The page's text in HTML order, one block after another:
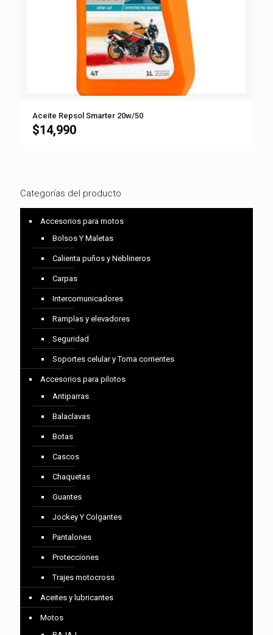
Aceite Repsol Smarter 20w/50
$14,990
Categorías del producto
Accesorios para motos
Bolsos Y Maletas
Calienta puños y Neblineros
Carpas
Intercomunicadores
Ramplas y elevadores
Seguridad
Soportes celular y Toma corrientes
Accesorios para pilotos
Antiparras
Balaclavas
Botas
Cascos
Chaquetas
Guantes
Jockey Y Colgantes
Pantalones
Protecciones
Trajes motocross
Aceites y lubricantes
Motos